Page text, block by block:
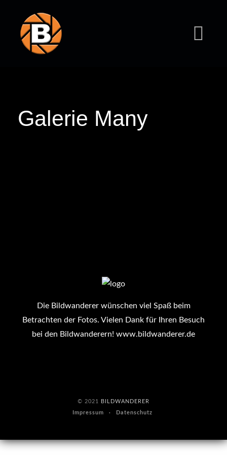
Galerie Many
Die Bildwanderer wünschen viel Spaß beim
Betrachten der Fotos. Vielen Dank für Ihren Besuch
bei den Bildwanderern! www.bildwanderer.de
© 2021
BILDWANDERER
Impressum
Datenschutz